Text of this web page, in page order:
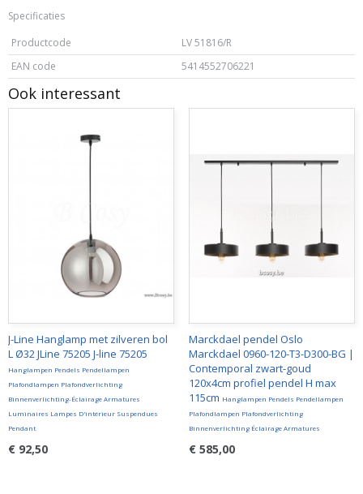
Specificaties
Productcode
LV 51816/R
EAN code
5414552706221
Ook interessant
J-Line Hanglamp met zilveren bol
L Ø32 JLine 75205 J-line 75205
Hanglampen Pendels Pendellampen
Plafondlampen Plafondverlichting
Binnenverlichting-Éclairage Armatures
Luminaires Lampes D'intérieur Suspendues
Pendant
€ 92,50
Marckdael pendel Oslo
Marckdael 0960-120-T3-D300-BG |
Contemporal zwart-goud
120x4cm profiel pendel H max
115cm Hanglampen Pendels Pendellampen
Plafondlampen Plafondverlichting
Binnenverlichting Éclairage Armatures
€ 585,00